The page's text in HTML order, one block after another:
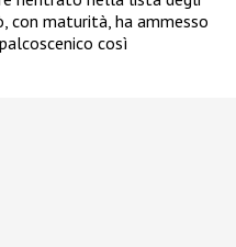
con maturità, ha ammesso
così